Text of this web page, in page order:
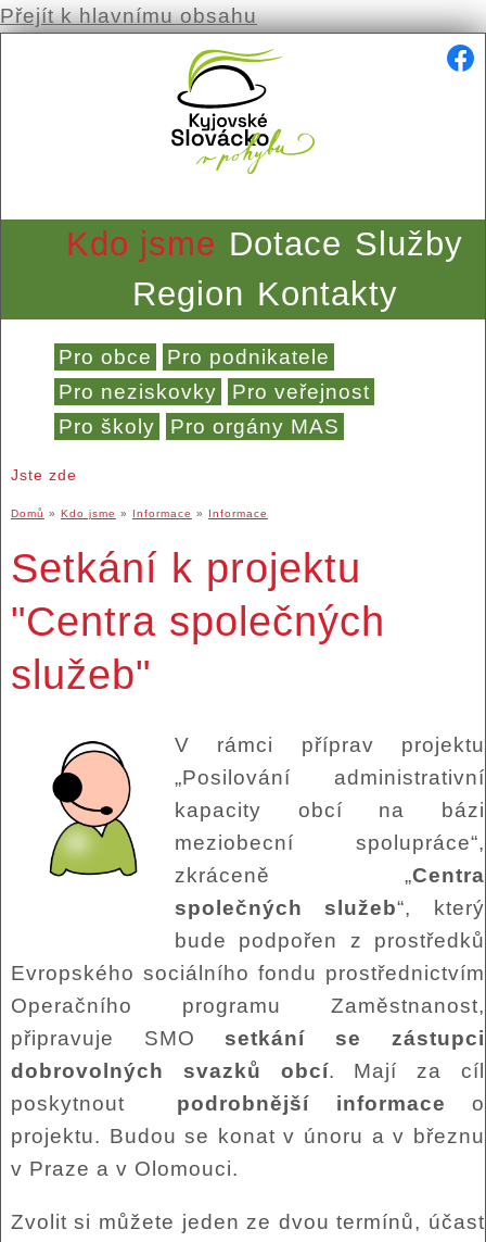
Přejít k hlavnímu obsahu
Kdo jsme Dotace Služby
Region Kontakty
Pro obce
Pro podnikatele
Pro neziskovky
Pro veřejnost
Pro školy
Pro orgány MAS
Jste zde
Domů » Kdo jsme » Informace » Informace
Setkání k projektu
"Centra společných
služeb"
V rámci příprav projektu
„Posilování administrativní
kapacity obcí na bázi
meziobecní spolupráce“,
zkráceně „Centra
společných služeb“, který
bude podpořen z prostředků
Evropského sociálního fondu prostřednictvím
Operačního programu Zaměstnanost,
připravuje SMO setkání
se zástupci
dobrovolných svazků obcí. Mají za cíl
poskytnout podrobnější informace o
projektu. Budou se konat v únoru a v březnu
v Praze a v Olomouci.
Zvolit si můžete jeden ze dvou termínů, účast